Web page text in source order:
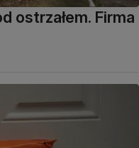
ostrzałem. Firma